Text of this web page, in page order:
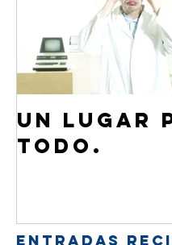
Un lugar
todo.
Entradas